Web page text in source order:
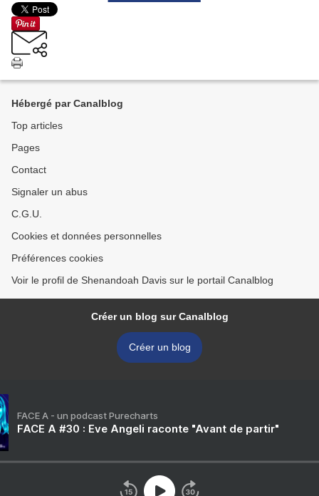
Hébergé par Canalblog
Top articles
Pages
Contact
Signaler un abus
C.G.U.
Cookies et données personnelles
Préférences cookies
Voir le profil de Shenandoah Davis sur le portail Canalblog
Créer un blog sur Canalblog
Créer un blog
FACE A - un podcast Purecharts
FACE A #30 : Eve Angeli raconte "Avant de partir"